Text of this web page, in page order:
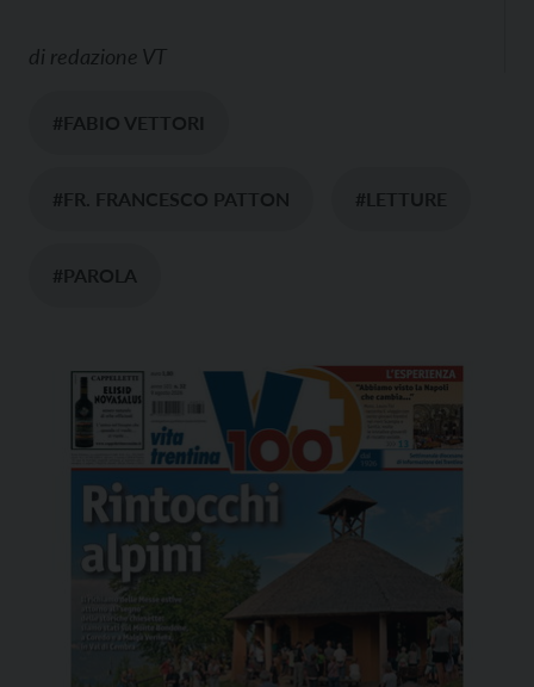
di redazione VT
#FABIO VETTORI
#FR. FRANCESCO PATTON #LETTURE
#PAROLA